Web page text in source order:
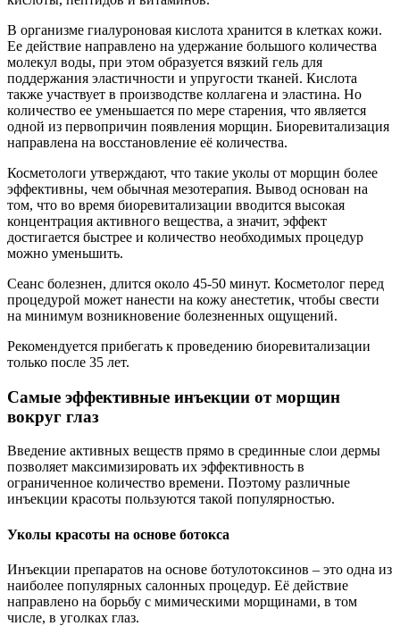
В организме гиалуроновая кислота хранится в клетках кожи.
Ее действие направлено на удержание большого количества
молекул воды, при этом образуется вязкий гель для
поддержания эластичности и упругости тканей. Кислота
также участвует в производстве коллагена и эластина. Но
количество ее уменьшается по мере старения, что является
одной из первопричин появления морщин. Биоревитализация
направлена на восстановление её количества.
Косметологи утверждают, что такие уколы от морщин более
эффективны, чем обычная мезотерапия. Вывод основан на
том, что во время биоревитализации вводится высокая
концентрация активного вещества, а значит, эффект
достигается быстрее и количество необходимых процедур
можно уменьшить.
Сеанс болезнен, длится около 45-50 минут. Косметолог перед
процедурой может нанести на кожу анестетик, чтобы свести
на минимум возникновение болезненных ощущений.
Рекомендуется прибегать к проведению биоревитализации
только после 35 лет.
Самые эффективные инъекции от морщин
вокруг глаз
Введение активных веществ прямо в срединные слои дермы
позволяет максимизировать их эффективность в
ограниченное количество времени. Поэтому различные
инъекции красоты пользуются такой популярностью.
Уколы красоты на основе ботокса
Инъекции препаратов на основе ботулотоксинов – это одна из
наиболее популярных салонных процедур. Её действие
направлено на борьбу с мимическими морщинами, в том
числе, в уголках глаз.